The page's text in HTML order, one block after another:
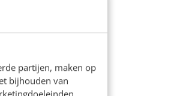
partijen, maken op
bijhouden van